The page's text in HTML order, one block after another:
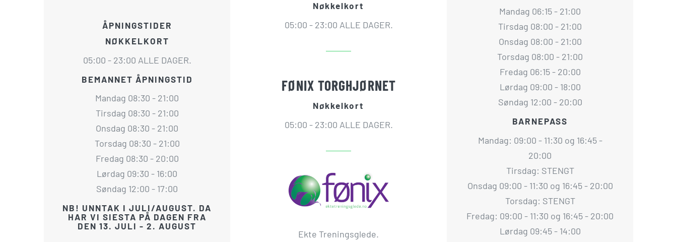
ÅPNINGSTIDER
NØKKELKORT
05:00 - 23:00 ALLE DAGER.
BEMANNET ÅPNINGSTID
Mandag 08:30 - 21:00
Tirsdag 08:30 - 21:00
Onsdag 08:30 - 21:00
Torsdag 08:30 - 21:00
Fredag 08:30 - 20:00
Lørdag 09:30 - 16:00
Søndag 12:00 - 17:00
NB! UNNTAK I JULI/AUGUST. DA
HAR VI SIESTA PÅ DAGEN FRA
DEN 13. JULI - 2. AUGUST
Nøkkelkort
05:00 - 23:00 ALLE DAGER.
FØNIX TORGHJØRNET
Nøkkelkort
05:00 - 23:00 ALLE DAGER.
Ekte Treningsglede.
Mandag 06:15 - 21:00
Tirsdag 08:00 - 21:00
Onsdag 08:00 - 21:00
Torsdag 08:00 - 21:00
Fredag 06:15 - 20:00
Lørdag 09:00 - 18:00
Søndag 12:00 - 20:00
BARNEPASS
Mandag: 09:00 - 11:30 og 16:45 -
20:00
Tirsdag: STENGT
Onsdag 09:00 - 11:30 og 16:45 - 20:00
Torsdag: STENGT
Fredag: 09:00 - 11:30 og 16:45 - 20:00
Lørdag 09:45 - 14:00